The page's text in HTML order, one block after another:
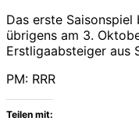
Das erste Saisonspiel
übrigens am 3.
Erstligaabsteiger aus
PM: RRR
Teilen mit: